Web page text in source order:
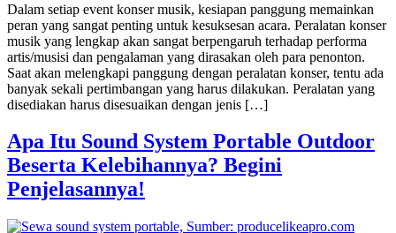
Dalam setiap event konser musik, kesiapan panggung memainkan
peran yang sangat penting untuk kesuksesan acara. Peralatan konser
musik yang lengkap akan sangat berpengaruh terhadap performa
artis/musisi dan pengalaman yang dirasakan oleh para penonton.
Saat akan melengkapi panggung dengan peralatan konser, tentu ada
banyak sekali pertimbangan yang harus dilakukan. Peralatan yang
disediakan harus disesuaikan dengan jenis […]
Apa Itu Sound System Portable Outdoor
Beserta Kelebihannya? Begini
Penjelasannya!